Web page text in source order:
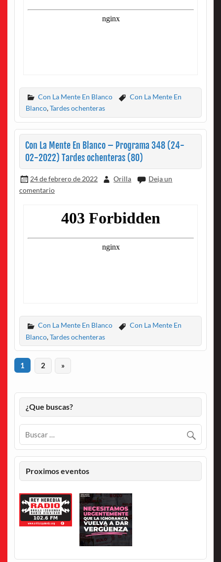
Con La Mente En Blanco
Con La Mente En
Blanco,Tardes ochenteras
Con La Mente En Blanco – Programa 348 (24-
02-2022) Tardes ochenteras (80)
24 de febrero de 2022 Orilla
Deja un
comentario
Con La Mente En Blanco
Con La Mente En
Blanco,Tardes ochenteras
1 2 »
¿Que buscas?
Proximos eventos